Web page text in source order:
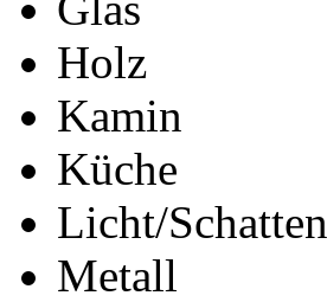
Holz
Kamin
Küche
Licht/Schatten
Metall